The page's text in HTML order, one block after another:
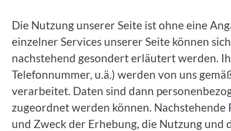
Die Nutzung unserer Seite ist ohne eine
einzelner Services unserer Seite können
nachstehend gesondert erläutert werden.
Telefonnummer, u.ä.) werden von uns
verarbeitet. Daten sind dann
zugeordnet werden können.
und Zweck der Erhebung, die Nutzung